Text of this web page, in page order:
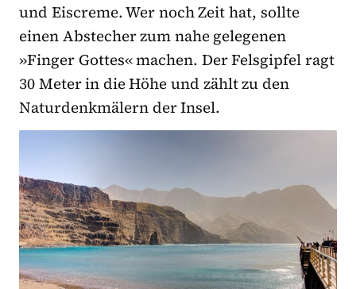
und Eiscreme. Wer noch Zeit hat, sollte
einen Abstecher zum nahe gelegenen
»Finger Gottes« machen. Der Felsgipfel ragt
30 Meter in die Höhe und zählt zu den
Naturdenkmälern der Insel.